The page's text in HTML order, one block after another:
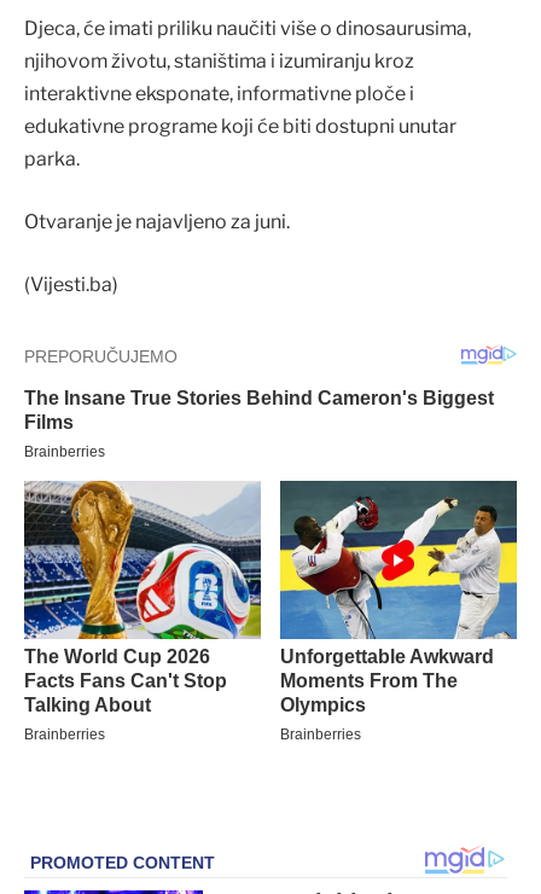
Djeca, će imati priliku naučiti više o dinosaurusima,
njihovom životu, staništima i izumiranju kroz
interaktivne eksponate, informativne ploče i
edukativne programe koji će biti dostupni unutar
parka.
Otvaranje je najavljeno za juni.
(Vijesti.ba)